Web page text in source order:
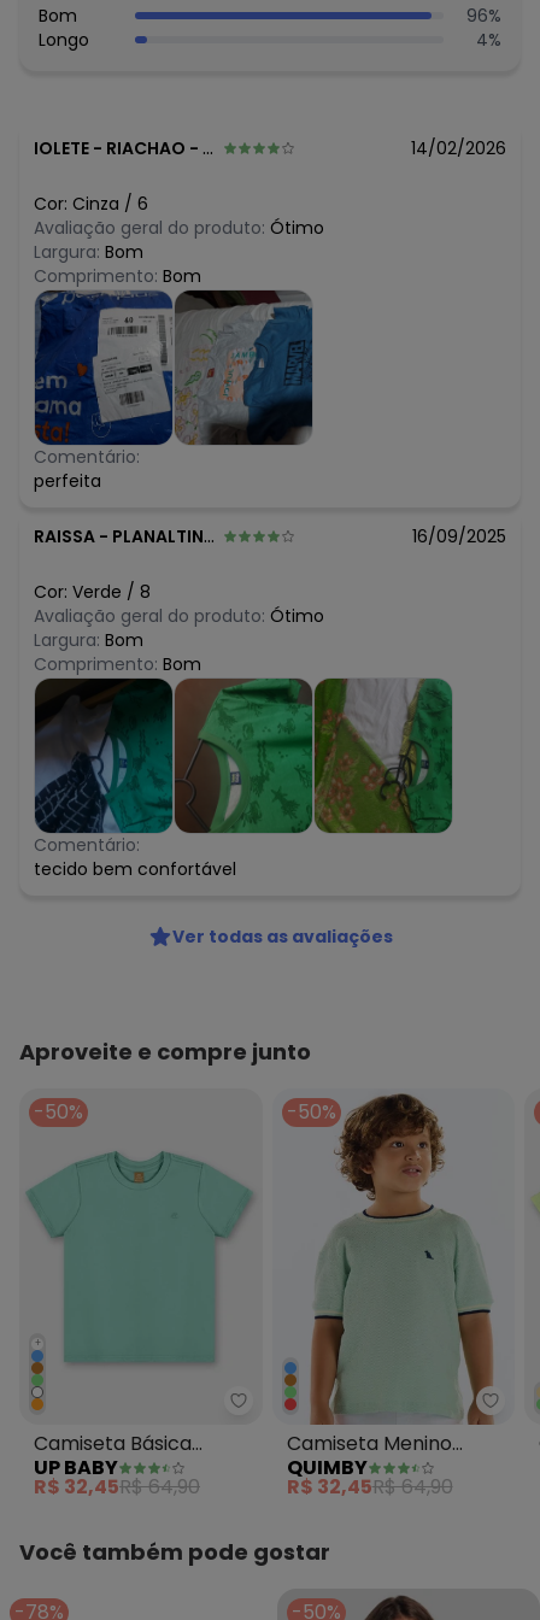
junho/2026 R$ 19,95
maio/2026 R$ 19,95
Bom
96%
Longo
4%
IOLETE - RIACHAO - MA 14/02/2026
Cor: Cinza / 6
Avaliação geral do produto: Ótimo
Largura: Bom
Comprimento: Bom
Comentário:
perfeita
RAISSA - PLANALTINA - GO 16/09/2025
Cor: Verde / 8
Avaliação geral do produto: Ótimo
Largura: Bom
Comprimento: Bom
Comentário:
tecido bem confortável
Ver todas as avaliações
Aproveite e compre junto
-50%
+
Up Baby - Camiseta Básica
Camiseta Básica
Algodão Infantil Verde
UP BABY
R$ 32,45R$ 64,90
-50%
Camiseta Menino
Malha Colmeia Verde
QUIMBY
R$ 32,45R$ 64,90
Você também pode gostar
-78% -50%